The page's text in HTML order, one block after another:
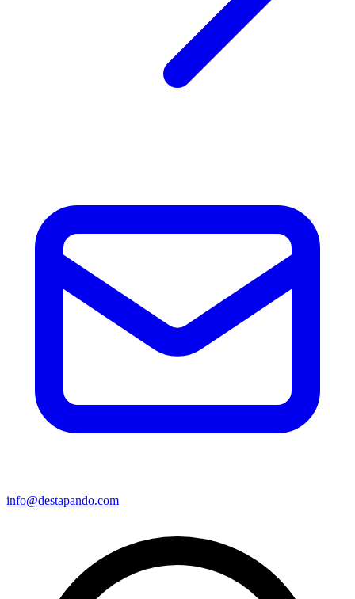
info@destapando.com